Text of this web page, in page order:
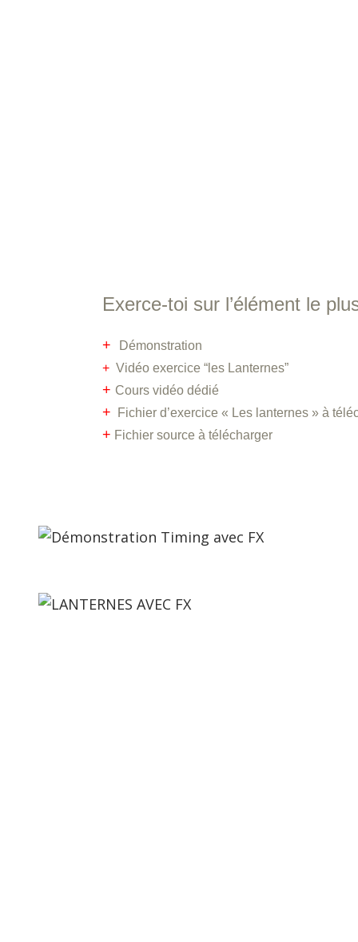
Exerce-toi sur l’élément le
+
Démonstration
+ Vidéo exercice “les Lanternes”
+ Cours vidéo dédié
+ Fichier d’exercice « Les lanternes » à
+ Fichier source à télécharger